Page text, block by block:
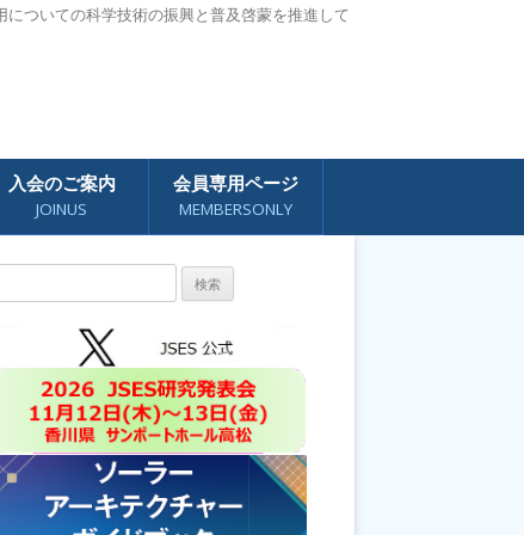
ついての科学技術の振興と普及啓蒙を推進して
入会のご案内
JOINUS
会員専用ページ
MEMBERSONLY
: